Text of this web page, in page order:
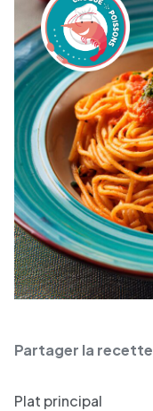
Partager la recette
Plat principal